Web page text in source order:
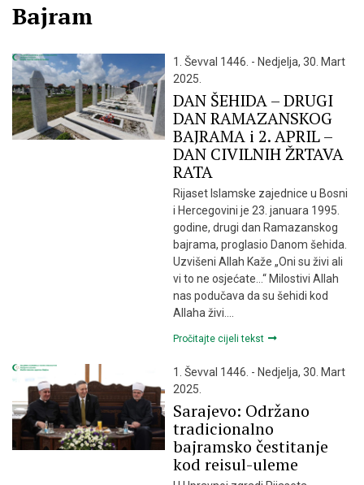
Bajram
1. Ševval 1446. - Nedjelja, 30. Mart
2025.
DAN ŠEHIDA – DRUGI
DAN RAMAZANSKOG
BAJRAMA i 2. APRIL –
DAN CIVILNIH ŽRTAVA
RATA
Rijaset Islamske zajednice u Bosni
i Hercegovini je 23. januara 1995.
godine, drugi dan Ramazanskog
bajrama, proglasio Danom šehida.
Uzvišeni Allah Kaže „Oni su živi ali
vi to ne osjećate…“ Milostivi Allah
nas podučava da su šehidi kod
Allaha živi….
Pročitajte cijeli tekst
1. Ševval 1446. - Nedjelja, 30. Mart
2025.
Sarajevo: Održano
tradicionalno
bajramsko čestitanje
kod reisul-uleme